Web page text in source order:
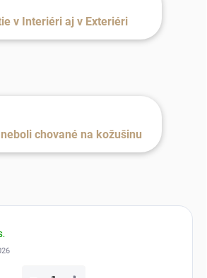
v Interiéri aj v Exteriéri
chované na kožušinu